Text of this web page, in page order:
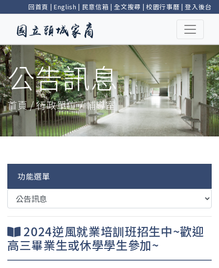
回首頁 | English | 民意信箱 |全文搜尋 | 校園行事曆 |登入後台
公告訊息
首頁 / 行政單位 / 輔導室
功能選單
2024逆風就業培訓班招生中~歡迎
高三畢業生或休學學生參加~